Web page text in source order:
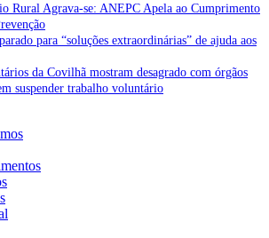
Rural Agrava-se: ANEPC Apela ao Cumprimento
para “soluções extraordinárias” de ajuda aos
da Covilhã mostram desagrado com órgãos
suspender trabalho voluntário